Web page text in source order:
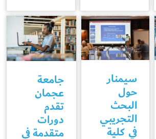
سيمنار
حول
البحث
التجريبي
في كلية
جامعة
عجمان
تقدم
دورات
متقدمة في